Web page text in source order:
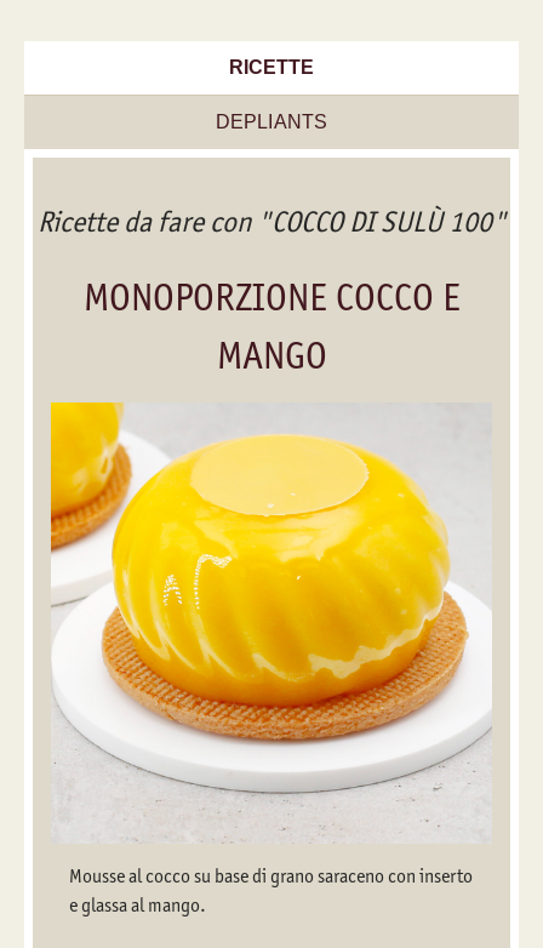
RICETTE
DEPLIANTS
Ricette da fare con "COCCO DI SULÙ 100"
MONOPORZIONE COCCO E
MANGO
Mousse al cocco su base di grano saraceno con inserto
e glassa al mango.